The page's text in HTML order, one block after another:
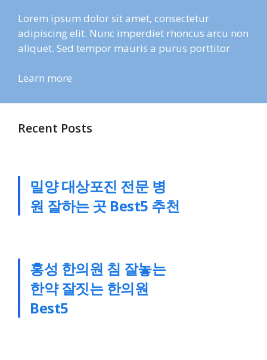
Lorem ipsum dolor sit amet, consectetur
adipiscing elit. Nunc imperdiet rhoncus arcu non
aliquet. Sed tempor mauris a purus porttitor
Learn more
Recent Posts
밀양 대상포진 전문 병
원 잘하는 곳 Best5 추천
홍성 한의원 침 잘놓는
한약 잘짓는 한의원
Best5